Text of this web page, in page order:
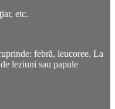
etc.
febră, leucoree. La
leziuni sau papule